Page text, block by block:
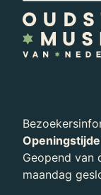
Ontdek
voor en
Geopend van
maandag